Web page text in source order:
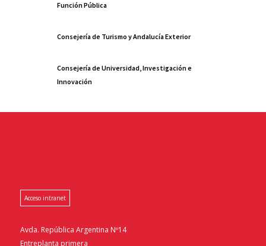
Función Pública
Consejería de Turismo y Andalucía Exterior
Consejería de Universidad, Investigación e
Innovación
Acceso intranet
Avda. República Argentina Nº14
Entreplanta primera